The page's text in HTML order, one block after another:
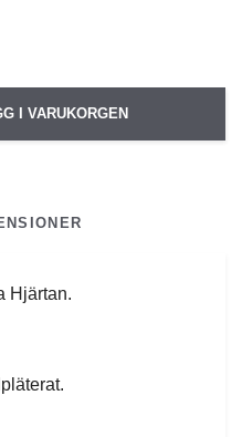
I VARUKORGEN
Hjärtan.